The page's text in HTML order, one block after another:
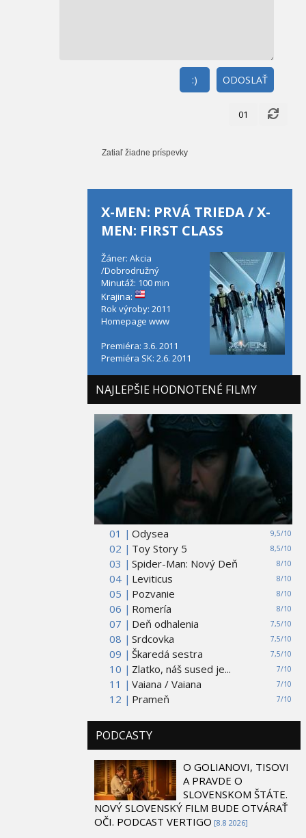
ODOSLAŤ
:)
01
Zatiaľ žiadne príspevky
X-MEN: PRVÁ TRIEDA / X-
MEN: FIRST CLASS
Žáner: Akcia
/Dobrodružný
Minutáž: 100 min
Krajina:
Rok výroby: 2011
Homepage www
Premiéra: 3.6. 2011
Premiéra SK: 2.6. 2011
NAJLEPŠIE HODNOTENÉ FILMY
01 | 9,5/10
Odysea
02 |
8,5/10
Toy Story 5
03 |
8/10
Spider-Man: Nový Deň
04 |
8/10
Leviticus
05 |
8/10
Pozvanie
06 |
8/10
Romería
07 |
7,5/10
Deň odhalenia
08 |
7,5/10
Srdcovka
09 |
7,5/10
Škaredá sestra
10 |
7/10
Zlatko, náš sused je...
11 |
7/10
Vaiana / Vaiana
12 |
7/10
Prameň
PODCASTY
O GOLIANOVI, TISOVI
A PRAVDE O
SLOVENSKOM ŠTÁTE.
NOVÝ SLOVENSKÝ FILM BUDE OTVÁRAŤ
OČI. PODCAST VERTIGO [8.8 2026]